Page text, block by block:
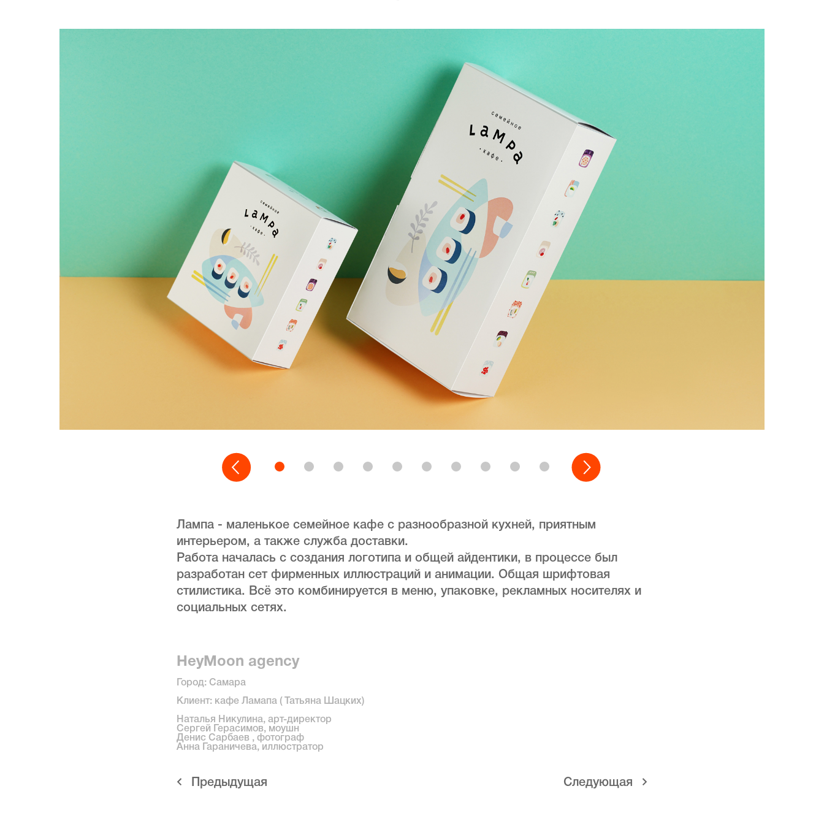
Лампа - маленькое семейное кафе с разнообразной кухней, приятным
интерьером, а также служба доставки.
Работа началась с создания логотипа и общей айдентики, в процессе был
разработан сет фирменных иллюстраций и анимации. Общая шрифтовая
стилистика. Всё это комбинируется в меню, упаковке, рекламных носителях и
социальных сетях.
HeyMoon agency
Город: Самара
Клиент: кафе Ламапа ( Татьяна Шацких)
Наталья Никулина, арт-директор
Сергей Герасимов, моушн
Денис Сарбаев , фотограф
Анна Гараничева, иллюстратор
Предыдущая Cледующая